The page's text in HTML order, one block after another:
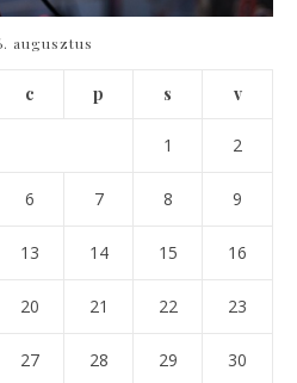
augusztus
c p s v
1 2
6 7 8 9
13 14 15 16
20 21 22 23
27 28 29 30